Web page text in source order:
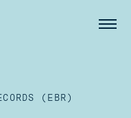
Menú
(EBR)